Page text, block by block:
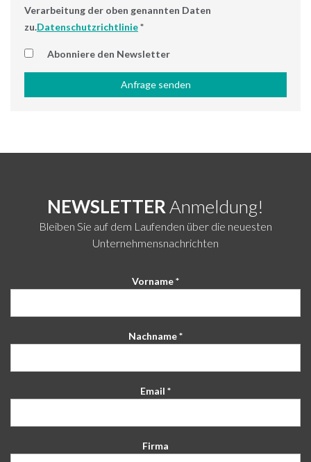
Verarbeitung der oben genannten Daten
zu.Datenschutzrichtlinie*
Abonniere den Newsletter
NEWSLETTERAnmeldung!
Bleiben Sie auf dem Laufenden über die neuesten
Unternehmensnachrichten
Vorname *
Nachname *
Email *
Firma